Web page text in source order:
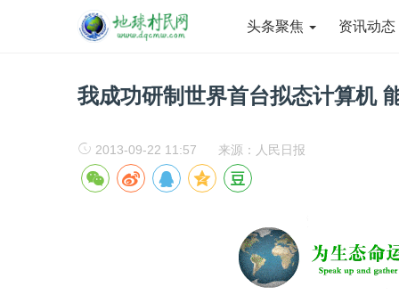
头条聚焦 资讯动态
我成功研制世界首台拟态计算机
2013-09-22 11:57 来源：人民日报